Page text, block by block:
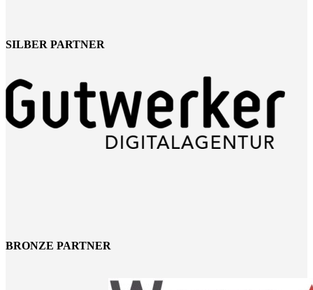
SILBER PARTNER
BRONZE PARTNER